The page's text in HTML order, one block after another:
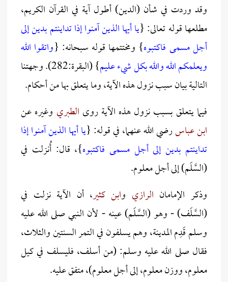
وقد وردت في شأن (الدين) أطول آية في القرآن الكريم،
مطلعها قوله تعالى: {يا أيها الذين آمنوا إذا تداينتم بدين إلى
أجل مسمى فاكتبوه} ومختتمها قوله سبحانه: {واتقوا الله
ويعلمكم الله والله بكل شيء عليم
} (البقرة:282). وجهتنا
التالية بيان سبب نزول هذه الآية، وما يتعلق بها من أحكام.
فيما يتعلق بسبب نزول هذه الآية روى الطبري وغيره عن
ابن عباسرضي الله عنهما، في قوله: {يا أيها الذين آمنوا إذا
تداينتم بدين إلى أجل مسمى فاكتبوه}، قال: أُنزلت في
(السَّلَم) إلى أجل معلوم.
وذكر الإمامان الرازي وابن كثير، أن الآية نزلت في
(السَّلَف) - وهو (السَّلَم) عينه - لأن النبي صلى الله عليه
وسلم قَدِم المدينة، وهم يسلفون في التمر السنتين والثلاث،
فقال صلى الله عليه وسلم: (من أسلف، فليسلف في كيل
معلوم، ووزن معلوم، إلى أجل معلوم)، متفق عليه.